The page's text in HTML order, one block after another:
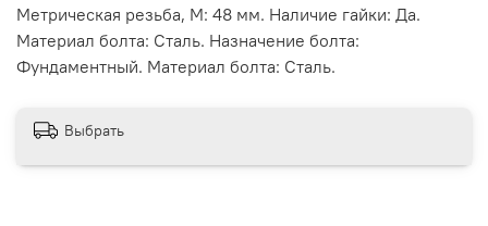
Метрическая резьба, М: 48 мм. Наличие гайки: Да.
Материал болта: Сталь. Назначение болта:
Фундаментный. Материал болта: Сталь.
Выбрать